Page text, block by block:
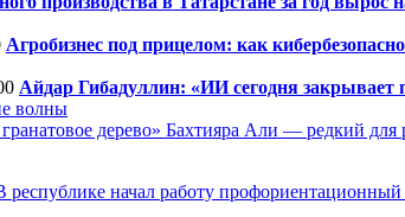
Агробизнес под прицелом: как
Айдар Гибадуллин: «ИИ сегодня закрывает
волны
дерево» Бахтияра Али — редкий для
республике начал работу